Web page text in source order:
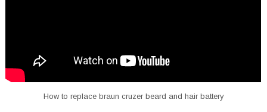
How to replace braun cruzer beard and hair battery